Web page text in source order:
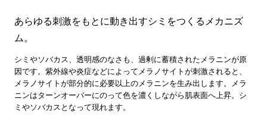
あらゆる刺激をもとに動き出すシミをつくるメカニズ
ム。
シミやソバカス、透明感のなさも、過剰に蓄積されたメラニンが原
因です。紫外線や炎症などによってメラノサイトが刺激されると、
メラノサイトが部分的に必要以上のメラニンを生み出します。メラ
ニンはターンオーバーにのって色を濃くしながら肌表面へ上昇。シ
ミやソバカスとなって現れます。